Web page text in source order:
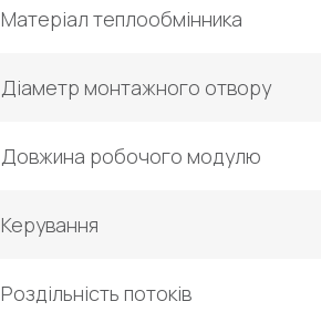
Матеріал теплообмінника
Діаметр монтажного отвору
Довжина робочого модулю
Керування
Роздільність потоків